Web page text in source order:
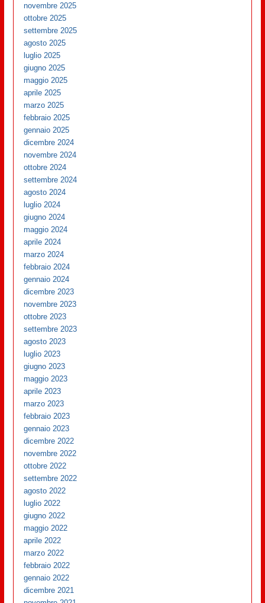
novembre 2025
ottobre 2025
settembre 2025
agosto 2025
luglio 2025
giugno 2025
maggio 2025
aprile 2025
marzo 2025
febbraio 2025
gennaio 2025
dicembre 2024
novembre 2024
ottobre 2024
settembre 2024
agosto 2024
luglio 2024
giugno 2024
maggio 2024
aprile 2024
marzo 2024
febbraio 2024
gennaio 2024
dicembre 2023
novembre 2023
ottobre 2023
settembre 2023
agosto 2023
luglio 2023
giugno 2023
maggio 2023
aprile 2023
marzo 2023
febbraio 2023
gennaio 2023
dicembre 2022
novembre 2022
ottobre 2022
settembre 2022
agosto 2022
luglio 2022
giugno 2022
maggio 2022
aprile 2022
marzo 2022
febbraio 2022
gennaio 2022
dicembre 2021